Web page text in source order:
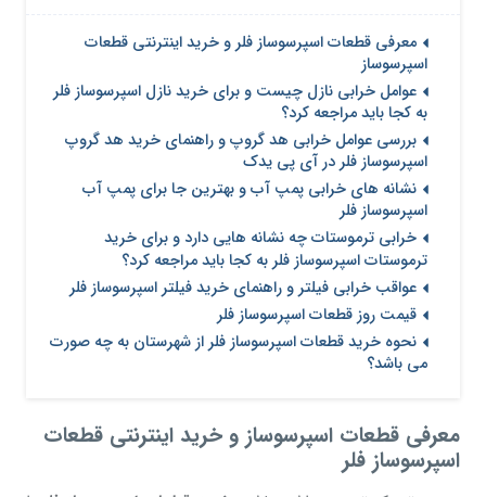
معرفی قطعات اسپرسوساز فلر و خرید اینترنتی قطعات
اسپرسوساز
عوامل خرابی نازل چیست و برای خرید نازل اسپرسوساز فلر
به کجا باید مراجعه کرد؟
بررسی عوامل خرابی هد گروپ و راهنمای خرید هد گروپ
اسپرسوساز فلر در آی پی یدک
نشانه های خرابی پمپ آب و بهترین جا برای پمپ آب
اسپرسوساز فلر
خرابی ترموستات چه نشانه هایی دارد و برای خرید
ترموستات اسپرسوساز فلر به کجا باید مراجعه کرد؟
عواقب خرابی فیلتر و راهنمای خرید فیلتر اسپرسوساز فلر
قیمت روز قطعات اسپرسوساز فلر
نحوه خرید قطعات اسپرسوساز فلر از شهرستان به چه صورت
می باشد؟
معرفی قطعات اسپرسوساز و خرید اینترنتی قطعات
اسپرسوساز فلر